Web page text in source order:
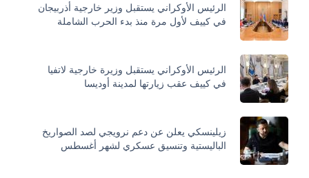
الرئيس الأوكراني يستقبل وزير خارجية أذربيجان
في كييف لأول مرة منذ بدء الحرب الشاملة
الرئيس الأوكراني يستقبل وزيرة خارجية لاتفيا
في كييف عقب زيارتها لمدينة أوديسا
زيلينسكي يعلن عن دعم نرويجي لصد الصواريخ
الباليستية وتنسيق عسكري لشهر أغسطس